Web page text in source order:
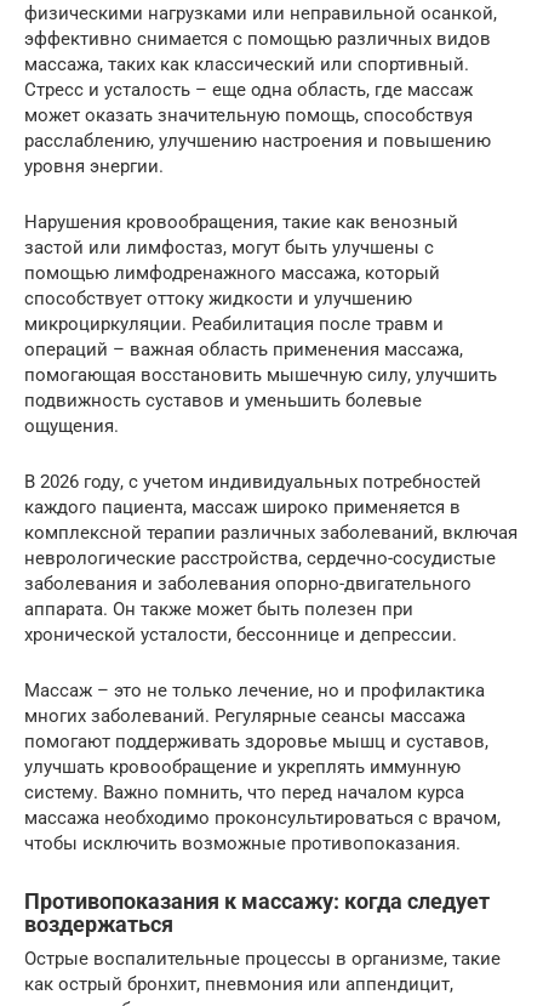
физическими нагрузками или неправильной осанкой,
эффективно снимается с помощью различных видов
массажа, таких как классический или спортивный.
Стресс и усталость – еще одна область, где массаж
может оказать значительную помощь, способствуя
расслаблению, улучшению настроения и повышению
уровня энергии.
Нарушения кровообращения, такие как венозный
застой или лимфостаз, могут быть улучшены с
помощью лимфодренажного массажа, который
способствует оттоку жидкости и улучшению
микроциркуляции. Реабилитация после травм и
операций – важная область применения массажа,
помогающая восстановить мышечную силу, улучшить
подвижность суставов и уменьшить болевые
ощущения.
В 2026 году, с учетом индивидуальных потребностей
каждого пациента, массаж широко применяется в
комплексной терапии различных заболеваний, включая
неврологические расстройства, сердечно-сосудистые
заболевания и заболевания опорно-двигательного
аппарата. Он также может быть полезен при
хронической усталости, бессоннице и депрессии.
Массаж – это не только лечение, но и профилактика
многих заболеваний. Регулярные сеансы массажа
помогают поддерживать здоровье мышц и суставов,
улучшать кровообращение и укреплять иммунную
систему. Важно помнить, что перед началом курса
массажа необходимо проконсультироваться с врачом,
чтобы исключить возможные противопоказания.
Противопоказания к массажу: когда следует
воздержаться
Острые воспалительные процессы в организме, такие
как острый бронхит, пневмония или аппендицит,